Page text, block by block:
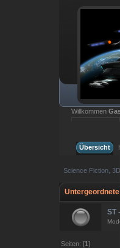
Willkommen
Übersicht
Science Fiction,
ST
Seiten: [1]